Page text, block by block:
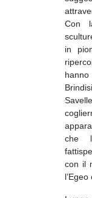
Con
in
che
con il